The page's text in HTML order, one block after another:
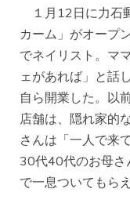
１月12日に力石
カーム」がオープ
でネイリスト。マ
ェがあれば」と話
自ら開業した。以
店舗は、隠れ家的
さんは「一人で来
30代40代のお母さ
で一息ついてもら